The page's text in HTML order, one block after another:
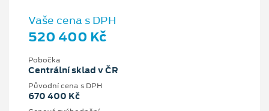
Vaše cena s DPH
520 400 Kč
Pobočka
Centrální sklad v ČR
Původní cena s DPH
670 400 Kč